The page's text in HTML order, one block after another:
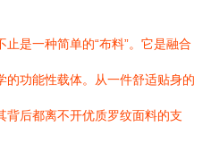
是一种简单的“布料”。它是融合
的功能性载体。从一件舒适贴身的
背后都离不开优质罗纹面料的支